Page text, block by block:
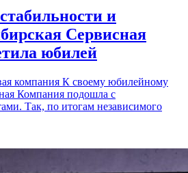
и
Сервисная
юбилей
компания К своему юбилейному
Компания подошла с
Так, по итогам независимого